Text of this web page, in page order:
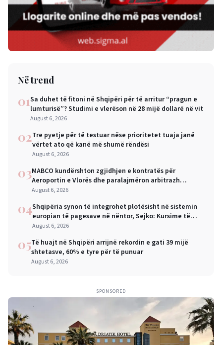
Në trend
01Sa duhet të fitoni në Shqipëri për të arritur “pragun e
lumturisë”? Studimi e vlerëson në 28 mijë dollarë në vit
August 6, 2026
02Tre pyetje për të testuar nëse prioritetet tuaja janë
vërtet ato që kanë më shumë rëndësi
August 6, 2026
03MABCO kundërshton zgjidhjen e kontratës për
Aeroportin e Vlorës dhe paralajmëron arbitrazh
ndërkombëtar
August 6, 2026
04Shqipëria synon të integrohet plotësisht në sistemin
europian të pagesave në nëntor, Sejko: Kursime të
mëdha për qytetarët dhe bizneset
August 6, 2026
05Të huajt në Shqipëri arrijnë rekordin e gati 39 mijë
shtetasve, 60% e tyre për të punuar
August 6, 2026
SPONSORED